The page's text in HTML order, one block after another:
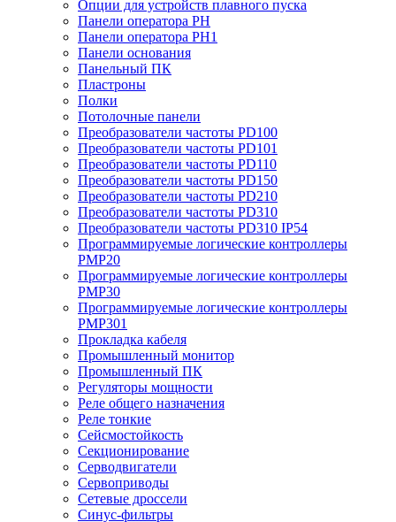
Опции для устройств плавного пуска
Панели оператора PH
Панели оператора PH1
Панели основания
Панельный ПК
Пластроны
Полки
Потолочные панели
Преобразователи частоты PD100
Преобразователи частоты PD101
Преобразователи частоты PD110
Преобразователи частоты PD150
Преобразователи частоты PD210
Преобразователи частоты PD310
Преобразователи частоты PD310 IP54
Программируемые логические контроллеры
PMP20
Программируемые логические контроллеры
PMP30
Программируемые логические контроллеры
PMP301
Прокладка кабеля
Промышленный монитор
Промышленный ПК
Регуляторы мощности
Реле общего назначения
Реле тонкие
Сейсмостойкость
Секционирование
Серводвигатели
Сервоприводы
Сетевые дроссели
Синус-фильтры